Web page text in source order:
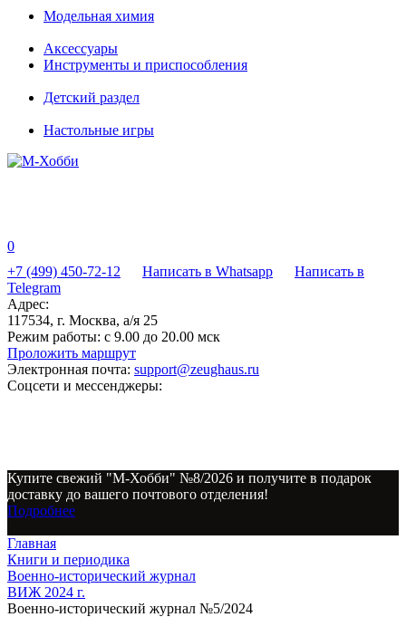
Модельная химия
Аксессуары
Инструменты и приспособления
Детский раздел
Настольные игры
0
+7 (499) 450-72-12
Написать в Whatsapp
Написать в
Telegram
Адрес:
117534, г. Москва, а/я 25
Режим работы: с 9.00 до 20.00 мск
Проложить маршрут
Электронная почта: support@zeughaus.ru
Соцсети и мессенджеры:
Купите свежий "М-Хобби" №8/2026 и получите в подарок
доставку до вашего почтового отделения!
Подробнее
Главная
Книги и периодика
Военно-исторический журнал
ВИЖ 2024 г.
Военно-исторический журнал №5/2024